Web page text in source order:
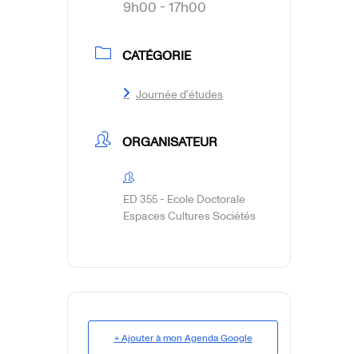
9h00 - 17h00
CATÉGORIE
Journée d'études
ORGANISATEUR
ED 355 - Ecole Doctorale
Espaces Cultures Sociétés
+ Ajouter à mon Agenda Google